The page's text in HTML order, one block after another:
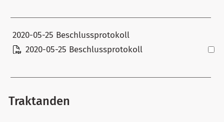
2020-05-25 Beschlussprotokoll
2020-05-25 Beschlussprotokoll
Traktanden